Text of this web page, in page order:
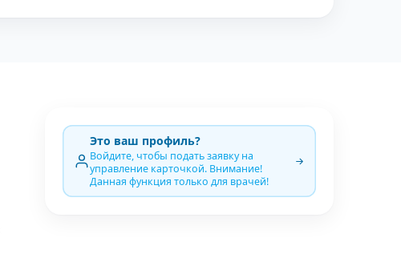
Это ваш профиль?
Войдите, чтобы подать заявку на
управление карточкой. Внимание!
Данная функция только для врачей!